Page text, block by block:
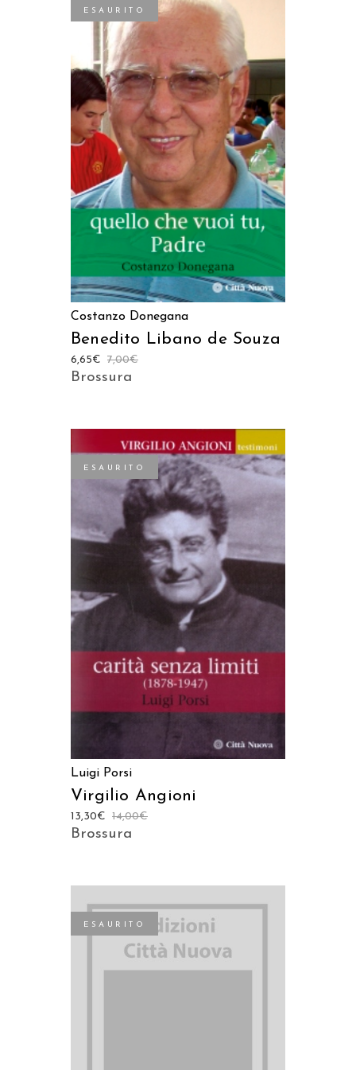
ESAURITO
LEGGI TUTTO
Costanzo Donegana
Benedito Libano de Souza
7,00€
6,65€
Brossura
ESAURITO
LEGGI TUTTO
Luigi Porsi
Virgilio Angioni
14,00€
13,30€
Brossura
ESAURITO